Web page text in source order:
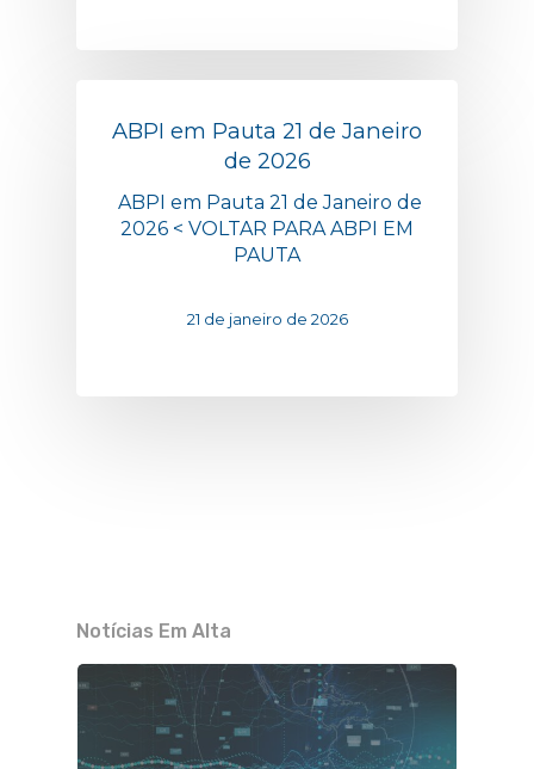
ABPI em Pauta 21 de Janeiro
de 2026
ABPI em Pauta 21 de Janeiro de
2026 < VOLTAR PARA ABPI EM
PAUTA
21 de janeiro de 2026
Notícias Em Alta